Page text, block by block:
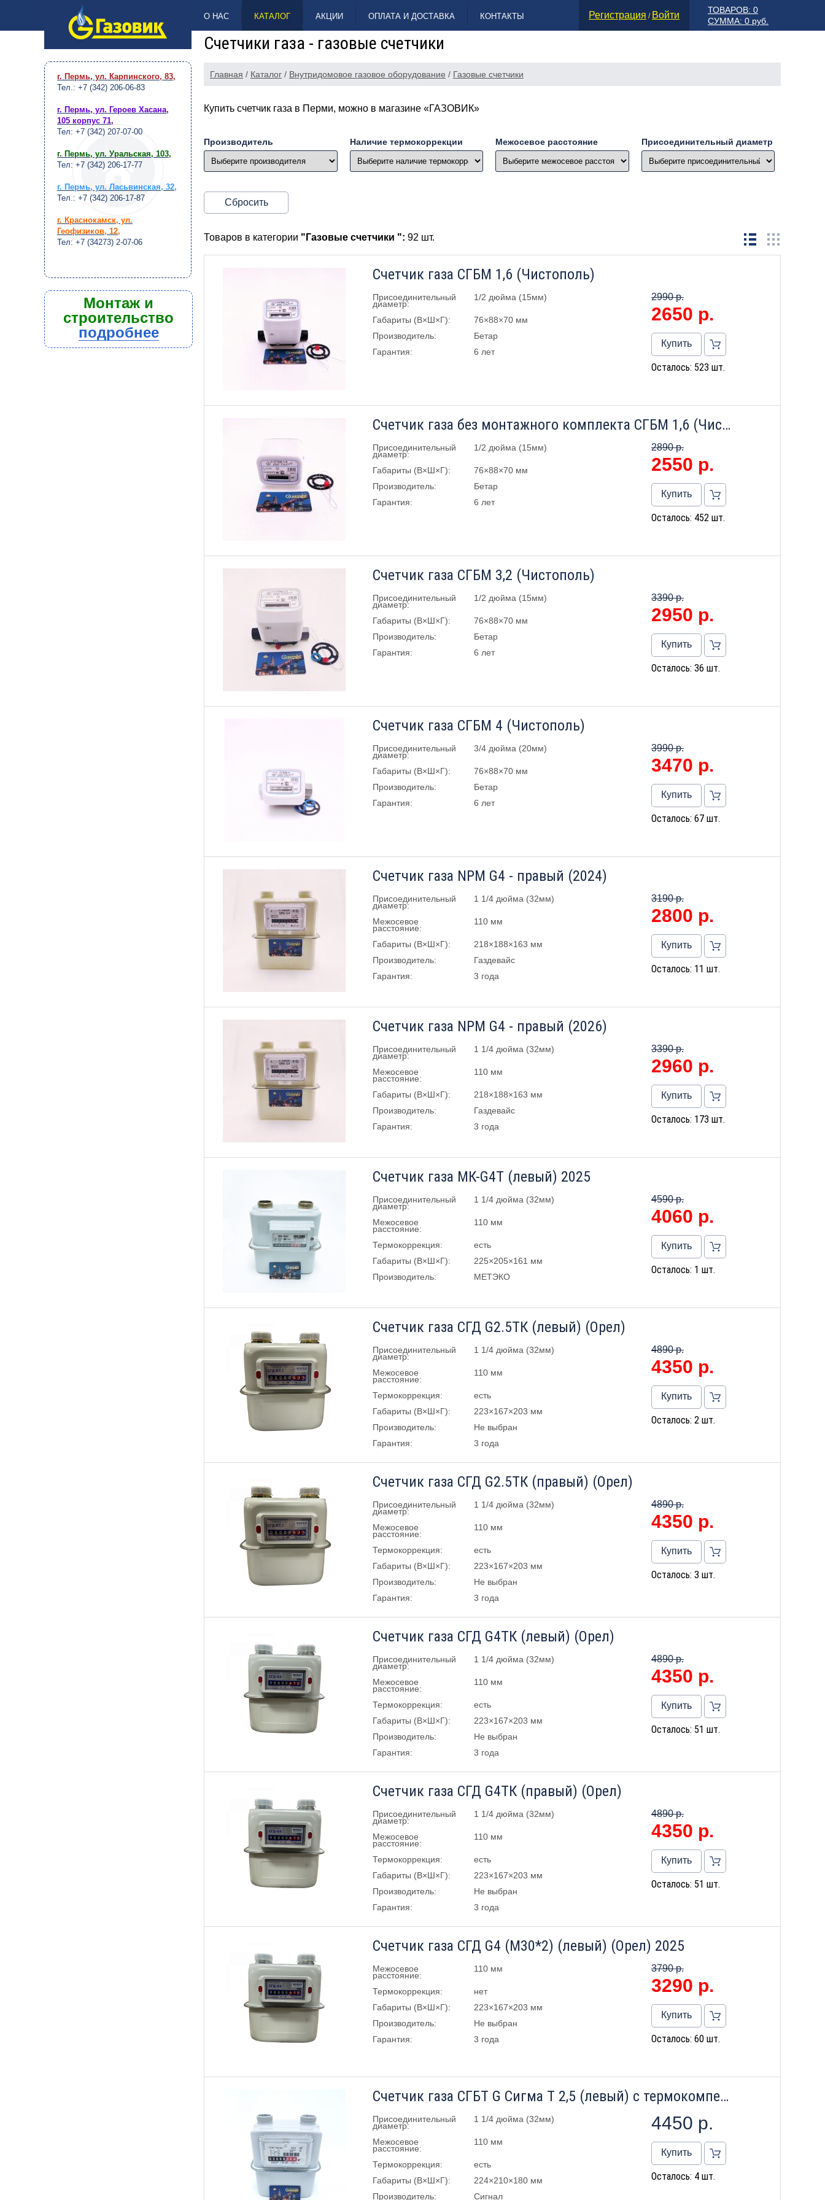
НАВЕРХ
О НАС КАТАЛОГ АКЦИИ ОПЛАТА И ДОСТАВКА КОНТАКТЫ
ТОВАРОВ: 0
СУММА: 0 руб.
Регистрация / Войти
Счетчики газа - газовые счетчики
Главная / Каталог / Внутридомовое газовое оборудование / Газовые счетчики
Купить счетчик газа в Перми, можно в магазине «ГАЗОВИК»
Производитель Наличие термокоррекции Межосевое расстояние Присоединительный диаметр
Сбросить
Товаров в категории "Газовые счетчики ": 92 шт.
Счетчик газа СГБМ 1,6 (Чистополь)
Присоединительный
диаметр:
1/2 дюйма (15мм)
Габариты (В×Ш×Г):
76×88×70 мм
Производитель:
Бетар
Гарантия:
6 лет
2990 р.
2650 р.
Купить
Осталось: 523 шт.
Счетчик газа без монтажного комплекта СГБМ 1,6 (Чистополь)
Присоединительный
диаметр:
1/2 дюйма (15мм)
Габариты (В×Ш×Г):
76×88×70 мм
Производитель:
Бетар
Гарантия:
6 лет
2890 р.
2550 р.
Купить
Осталось: 452 шт.
Счетчик газа СГБМ 3,2 (Чистополь)
Присоединительный
диаметр:
1/2 дюйма (15мм)
Габариты (В×Ш×Г):
76×88×70 мм
Производитель:
Бетар
Гарантия:
6 лет
3390 р.
2950 р.
Купить
Осталось: 36 шт.
Счетчик газа СГБМ 4 (Чистополь)
Присоединительный
диаметр:
3/4 дюйма (20мм)
Габариты (В×Ш×Г):
76×88×70 мм
Производитель:
Бетар
Гарантия:
6 лет
3990 р.
3470 р.
Купить
Осталось: 67 шт.
Счетчик газа NPM G4 - правый (2024)
Присоединительный
диаметр:
1 1/4 дюйма (32мм)
Межосевое
расстояние:
110 мм
Габариты (В×Ш×Г):
218×188×163 мм
Производитель:
Газдевайс
Гарантия:
3 года
3190 р.
2800 р.
Купить
Осталось: 11 шт.
Счетчик газа NPM G4 - правый (2026)
Присоединительный
диаметр:
1 1/4 дюйма (32мм)
Межосевое
расстояние:
110 мм
Габариты (В×Ш×Г):
218×188×163 мм
Производитель:
Газдевайс
Гарантия:
3 года
3390 р.
2960 р.
Купить
Осталось: 173 шт.
Счетчик газа МК-G4Т (левый) 2025
Присоединительный
диаметр:
1 1/4 дюйма (32мм)
Межосевое
расстояние:
110 мм
Термокоррекция:
есть
Габариты (В×Ш×Г):
225×205×161 мм
Производитель:
МЕТЭКО
4590 р.
4060 р.
Купить
Осталось: 1 шт.
Счетчик газа СГД G2.5ТК (левый) (Орел)
Присоединительный
диаметр:
1 1/4 дюйма (32мм)
Межосевое
расстояние:
110 мм
Термокоррекция:
есть
Габариты (В×Ш×Г):
223×167×203 мм
Производитель:
Не выбран
Гарантия:
3 года
4890 р.
4350 р.
Купить
Осталось: 2 шт.
Счетчик газа СГД G2.5ТК (правый) (Орел)
Присоединительный
диаметр:
1 1/4 дюйма (32мм)
Межосевое
расстояние:
110 мм
Термокоррекция:
есть
Габариты (В×Ш×Г):
223×167×203 мм
Производитель:
Не выбран
Гарантия:
3 года
4890 р.
4350 р.
Купить
Осталось: 3 шт.
Счетчик газа СГД G4ТК (левый) (Орел)
Присоединительный
диаметр:
1 1/4 дюйма (32мм)
Межосевое
расстояние:
110 мм
Термокоррекция:
есть
Габариты (В×Ш×Г):
223×167×203 мм
Производитель:
Не выбран
Гарантия:
3 года
4890 р.
4350 р.
Купить
Осталось: 51 шт.
Счетчик газа СГД G4ТК (правый) (Орел)
Присоединительный
диаметр:
1 1/4 дюйма (32мм)
Межосевое
расстояние:
110 мм
Термокоррекция:
есть
Габариты (В×Ш×Г):
223×167×203 мм
Производитель:
Не выбран
Гарантия:
3 года
4890 р.
4350 р.
Купить
Осталось: 51 шт.
Счетчик газа СГД G4 (М30*2) (левый) (Орел) 2025
Межосевое
расстояние:
110 мм
Термокоррекция:
нет
Габариты (В×Ш×Г):
223×167×203 мм
Производитель:
Не выбран
Гарантия:
3 года
3790 р.
3290 р.
Купить
Осталось: 60 шт.
Счетчик газа СГБТ G Сигма Т 2,5 (левый) с термокомпенсатором
Присоединительный
диаметр:
1 1/4 дюйма (32мм)
Межосевое
расстояние:
110 мм
Термокоррекция:
есть
Габариты (В×Ш×Г):
224×210×180 мм
Производитель:
Сигнал
4450 р.
Купить
Осталось: 4 шт.
г. Пермь, ул. Карпинского, 83,
Тел.: +7 (342) 206-06-83
г. Пермь, ул. Героев Хасана,
105 корпус 71,
Тел: +7 (342) 207-07-00
г. Пермь, ул. Уральская, 103,
Тел: +7 (342) 206-17-77
г. Пермь, ул. Ласьвинская, 32,
Тел.: +7 (342) 206-17-87
г. Краснокамск, ул.
Геофизиков, 12,
Тел: +7 (34273) 2-07-06
Монтаж и
строительство
подробнее